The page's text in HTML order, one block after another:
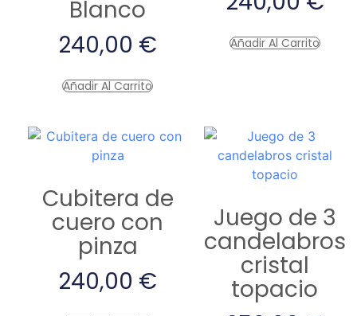
Blanco
240,00 €
Añadir Al Carrito
Añadir Al Carrito
Cubitera de
cuero con
pinza
240,00 €
Juego de 3
candelabros
cristal
topacio